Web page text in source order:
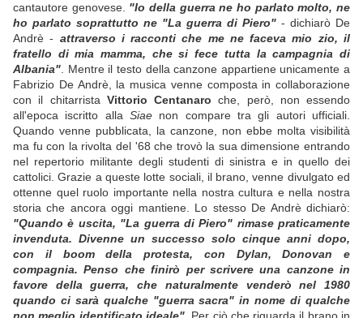
cantautore genovese. "Io della guerra ne ho parlato molto, ne
ho parlato soprattutto ne "La guerra di Piero" - dichiarò De
Andrè - attraverso i racconti che me ne faceva mio zio, il
fratello di mia mamma, che si fece tutta la campagnia di
Albania" . Mentre il testo della canzone appartiene unicamente a
Fabrizio De Andrè, la musica venne composta in collaborazione
con il chitarrista Vittorio Centanaro che, però, non essendo
all'epoca iscritto alla Siae non compare tra gli autori ufficiali.
Quando venne pubblicata, la canzone, non ebbe molta visibilità
ma fu con la rivolta del '68 che trovò la sua dimensione entrando
nel repertorio militante degli studenti di sinistra e in quello dei
cattolici. Grazie a queste lotte sociali, il brano, venne divulgato ed
ottenne quel ruolo importante nella nostra cultura e nella nostra
storia che ancora oggi mantiene. Lo stesso De Andrè dichiarò:
"Quando è uscita, "La guerra di Piero" rimase praticamente
invenduta. Divenne un successo solo cinque anni dopo,
con il boom della protesta, con Dylan, Donovan e
compagnia. Penso che finirò per scrivere una canzone in
favore della guerra, che naturalmente venderò nel 1980
quando ci sarà qualche "guerra sacra" in nome di qualche